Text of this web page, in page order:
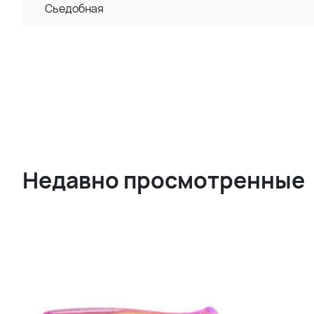
Сьедобная
Недавно просмотренные